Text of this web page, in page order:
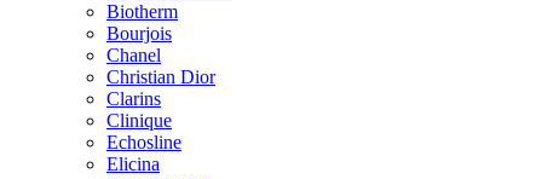
Biotherm
Bourjois
Chanel
Christian Dior
Clarins
Clinique
Echosline
Elicina